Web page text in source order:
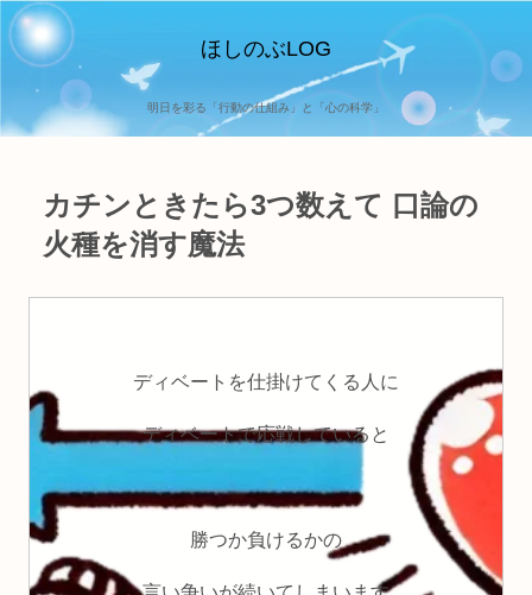
ほしのぶLOG
明日を彩る「行動の仕組み」と「心の科学」
カチンときたら3つ数えて 口論の
火種を消す魔法
ディベートを仕掛けてくる人に
ディベートで応戦していると
勝つか負けるかの